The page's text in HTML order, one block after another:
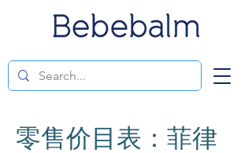
零售价目表：菲律